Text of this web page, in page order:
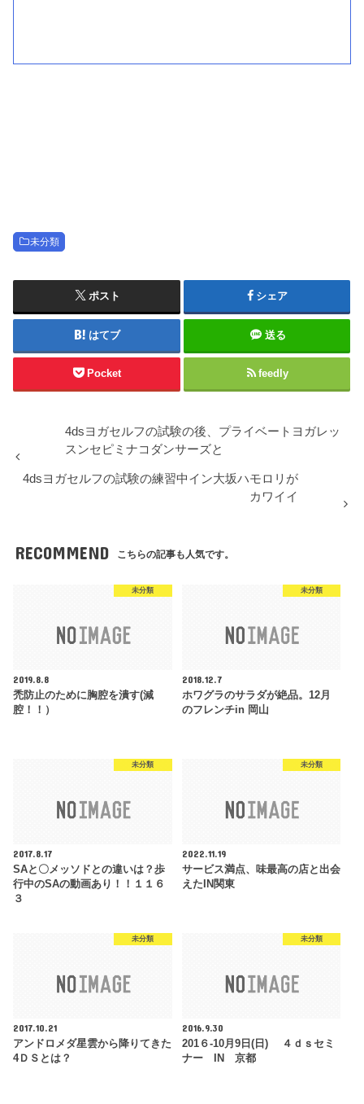
未分類
ポスト シェア
はてブ 送る
Pocket feedly
4dsヨガセルフの試験の後、プライベートヨガレッ
スンセピミナコダンサーズと
4dsヨガセルフの試験の練習中イン大坂ハモロリが
カワイイ
RECOMMEND こちらの記事も人気です。
未分類
2019.8.8
禿防止のために胸腔を潰す(減
腔！！）
未分類
2018.12.7
ホワグラのサラダが絶品。12月
のフレンチin 岡山
未分類
2017.8.17
SAと〇メッソドとの違いは？歩
行中のSAの動画あり！！１１６
３
未分類
2022.11.19
サービス満点、味最高の店と出会
えたIN関東
未分類
2017.10.21
アンドロメダ星雲から降りてきた
4ＤＳとは？
未分類
2016.9.30
201６-10月9日(日) ４ｄｓセミ
ナー IN 京都